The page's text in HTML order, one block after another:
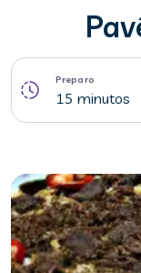
Preparo
15 minutos